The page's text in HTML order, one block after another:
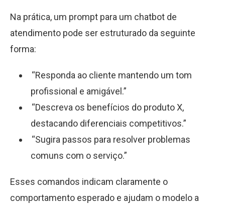
Na prática, um prompt para um chatbot de
atendimento pode ser estruturado da seguinte
forma:
“Responda ao cliente mantendo um tom
profissional e amigável.”
“Descreva os benefícios do produto X,
destacando diferenciais competitivos.”
“Sugira passos para resolver problemas
comuns com o serviço.”
Esses comandos indicam claramente o
comportamento esperado e ajudam o modelo a